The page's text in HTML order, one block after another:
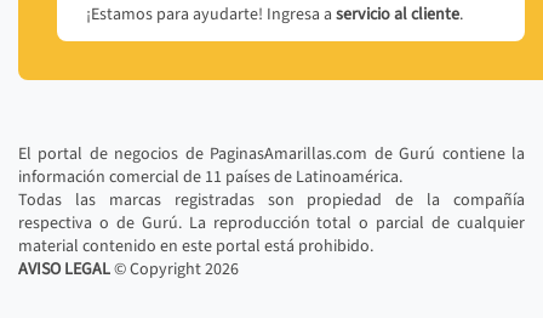
¡Estamos para ayudarte! Ingresa a servicio al cliente.
El portal de negocios de PaginasAmarillas.com de Gurú contiene la
información comercial de 11 países de Latinoamérica.
Todas las marcas registradas son propiedad de la compañía
respectiva o de Gurú. La reproducción total o parcial de cualquier
material contenido en este portal está prohibido.
AVISO LEGAL© Copyright2026